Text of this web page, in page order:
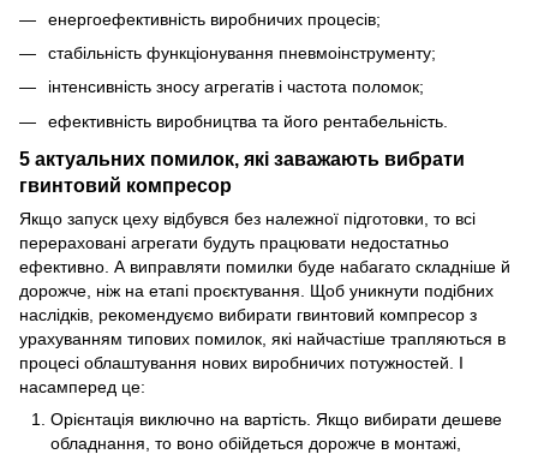
енергоефективність виробничих процесів;
стабільність функціонування пневмоінструменту;
інтенсивність зносу агрегатів і частота поломок;
ефективність виробництва та його рентабельність.
5 актуальних помилок, які заважають вибрати
гвинтовий компресор
Якщо запуск цеху відбувся без належної підготовки, то всі
перераховані агрегати будуть працювати недостатньо
ефективно. А виправляти помилки буде набагато складніше й
дорожче, ніж на етапі проєктування. Щоб уникнути подібних
наслідків, рекомендуємо вибирати гвинтовий компресор з
урахуванням типових помилок, які найчастіше трапляються в
процесі облаштування нових виробничих потужностей. І
насамперед це:
Орієнтація виключно на вартість. Якщо вибирати дешеве
обладнання, то воно обійдеться дорожче в монтажі,